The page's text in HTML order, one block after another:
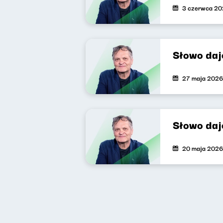
3 czerwca
Słowo
27 maja 2026
Słowo
20 maja 2026